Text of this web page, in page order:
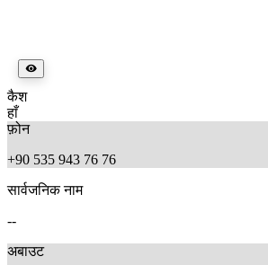
कैश
हाँ
फ़ोन
+90 535 943 76 76
सार्वजनिक नाम
--
अबाउट